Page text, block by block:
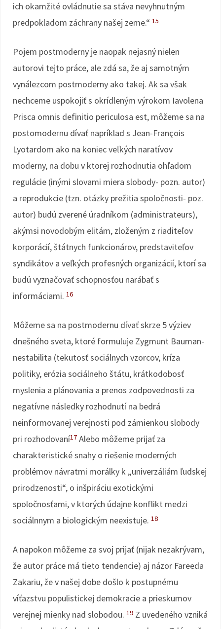
ich okamžité ovládnutie sa stáva nevyhnutným
predpokladom záchrany našej zeme.“ 15
Pojem postmoderny je naopak nejasný nielen
autorovi tejto práce, ale zdá sa, že aj samotným
vynálezcom postmoderny ako takej. Ak sa však
nechceme uspokojiť s okrídleným výrokom Iavolena
Prisca omnis definitio periculosa est, môžeme sa na
postomodernu dívať napríklad s Jean-François
Lyotardom ako na koniec veľkých naratívov
moderny, na dobu v ktorej rozhodnutia ohľadom
regulácie (inými slovami miera slobody- pozn. autor)
a reprodukcie (tzn. otázky prežitia spoločnosti- poz.
autor) budú zverené úradníkom (administrateurs),
akýmsi novodobým elitám, zloženým z riaditeľov
korporácií, štátnych funkcionárov, predstaviteľov
syndikátov a veľkých profesných organizácií, ktorí sa
budú vyznačovať schopnosťou narábať s
informáciami. 16
Môžeme sa na postmodernu dívať skrze 5 výziev
dnešného sveta, ktoré formuluje Zygmunt Bauman-
nestabilita (tekutosť sociálnych vzorcov, kríza
politiky, erózia sociálneho štátu, krátkodobosť
myslenia a plánovania a prenos zodpovednosti za
negatívne následky rozhodnutí na bedrá
neinformovanej verejnosti pod zámienkou slobody
pri rozhodovaní17 Alebo môžeme prijať za
charakteristické snahy o riešenie moderných
problémov návratmi morálky k „univerzáliám ľudskej
prirodzenosti“, o inšpiráciu exotickými
spoločnosťami, v ktorých údajne konflikt medzi
sociálnnym a biologickým neexistuje. 18
A napokon môžeme za svoj prijať (nijak nezakrývam,
že autor práce má tieto tendencie) aj názor Fareeda
Zakariu, že v našej dobe došlo k postupnému
víťazstvu populistickej demokracie a prieskumov
verejnej mienky nad slobodou. 19 Z uvedeného vzniká